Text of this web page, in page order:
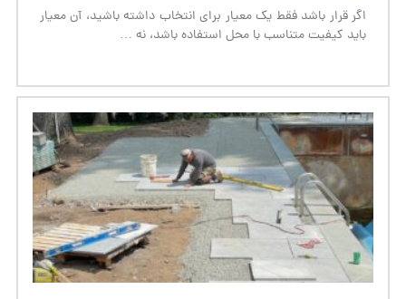
اگر قرار باشد فقط یک معیار برای انتخاب داشته باشید، آن معیار
باید کیفیت متناسب با محل استفاده باشد، نه …